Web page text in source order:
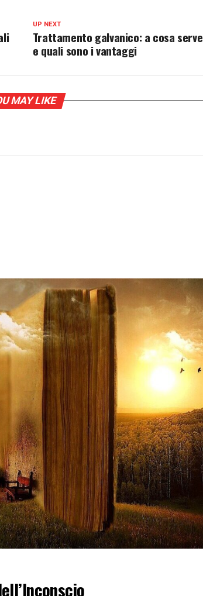
UP NEXT
Trattamento galvanico: a cosa serve
e quali sono i vantaggi
MAY LIKE